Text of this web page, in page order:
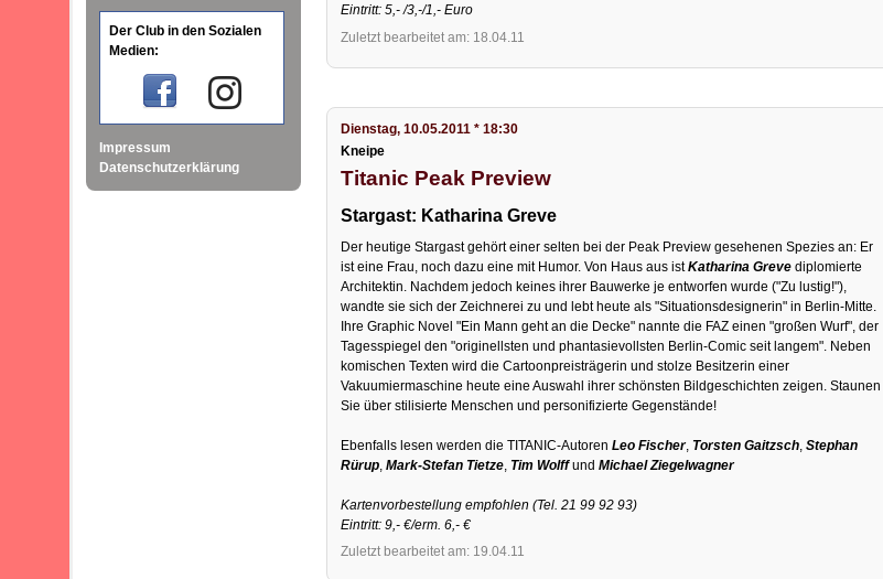
Der Club in den Sozialen
Medien:
Impressum
Datenschutzerklärung
Eintritt: 5,- /3,-/1,- Euro
Zuletzt bearbeitet am: 18.04.11
Dienstag, 10.05.2011 * 18:30
Kneipe
Titanic Peak Preview
Stargast: Katharina Greve
Der heutige Stargast gehört einer selten bei der Peak Preview gesehenen Spezies an: Er
ist eine Frau, noch dazu eine mit Humor. Von Haus aus istKatharina Greve diplomierte
Architektin. Nachdem jedoch keines ihrer Bauwerke je entworfen wurde ("Zu lustig!"),
wandte sie sich der Zeichnerei zu und lebt heute als "Situationsdesignerin" in Berlin-Mitte.
Ihre Graphic Novel "Ein Mann geht an die Decke" nannte die FAZ einen "großen Wurf", der
Tagesspiegel den "originellsten und phantasievollsten Berlin-Comic seit langem". Neben
komischen Texten wird die Cartoonpreisträgerin und stolze Besitzerin einer
Vakuumiermaschine heute eine Auswahl ihrer schönsten Bildgeschichten zeigen. Staunen
Sie über stilisierte Menschen und personifizierte Gegenstände!
Ebenfalls lesen werden die TITANIC-Autoren Leo Fischer, Torsten Gaitzsch,Stephan
Rürup,Mark-Stefan Tietze, Tim WolffundMichael Ziegelwagner
Kartenvorbestellung empfohlen (Tel. 21 99 92 93)
Eintritt: 9,- €/erm. 6,- €
Zuletzt bearbeitet am: 19.04.11